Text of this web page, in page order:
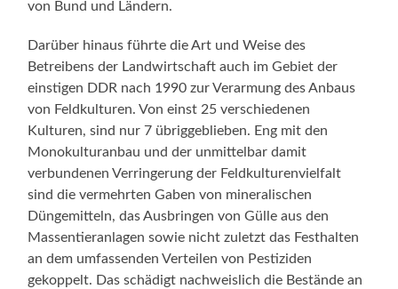
von Bund und Ländern.
Darüber hinaus führte die Art und Weise des
Betreibens der Landwirtschaft auch im Gebiet der
einstigen DDR nach 1990 zur Verarmung des Anbaus
von Feldkulturen. Von einst 25 verschiedenen
Kulturen, sind nur 7 übriggeblieben. Eng mit den
Monokulturanbau und der unmittelbar damit
verbundenen Verringerung der Feldkulturenvielfalt
sind die vermehrten Gaben von mineralischen
Düngemitteln, das Ausbringen von Gülle aus den
Massentieranlagen sowie nicht zuletzt das Festhalten
an dem umfassenden Verteilen von Pestiziden
gekoppelt. Das schädigt nachweislich die Bestände an